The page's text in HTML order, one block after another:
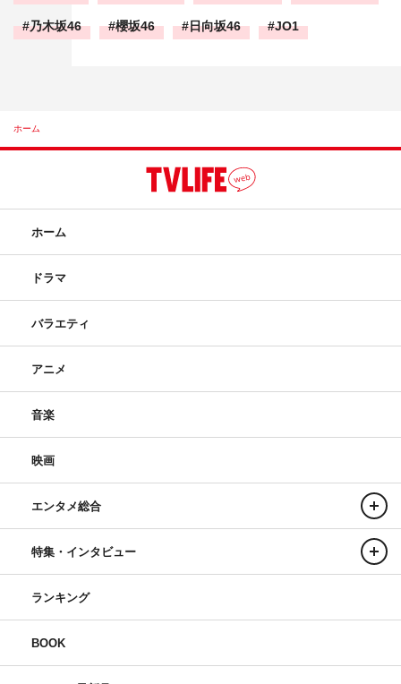
乃木坂46 櫻坂46 日向坂46 JO1
ホーム
ホーム
ドラマ
バラエティ
アニメ
音楽
映画
エンタメ総合
特集・インタビュー
ランキング
BOOK